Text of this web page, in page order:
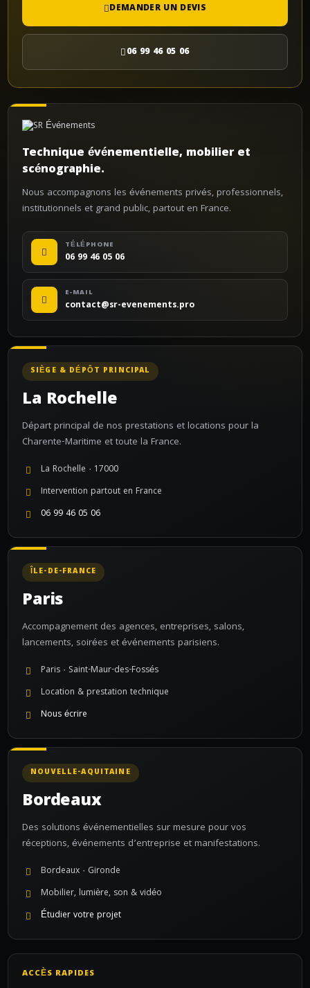
DEMANDER UN DEVIS
06 99 46 05 06
Technique événementielle, mobilier et
scénographie.
Nous accompagnons les événements privés, professionnels,
institutionnels et grand public, partout en France.
TÉLÉPHONE
06 99 46 05 06
E-MAIL
contact@sr-evenements.pro
SIÈGE & DÉPÔT PRINCIPAL
La Rochelle
Départ principal de nos prestations et locations pour la
Charente-Maritime et toute la France.
La Rochelle · 17000
Intervention partout en France
06 99 46 05 06
ÎLE-DE-FRANCE
Paris
Accompagnement des agences, entreprises, salons,
lancements, soirées et événements parisiens.
Paris · Saint-Maur-des-Fossés
Location & prestation technique
Nous écrire
NOUVELLE-AQUITAINE
Bordeaux
Des solutions événementielles sur mesure pour vos
réceptions, événements d’entreprise et manifestations.
Bordeaux · Gironde
Mobilier, lumière, son & vidéo
Étudier votre projet
ACCÈS RAPIDES